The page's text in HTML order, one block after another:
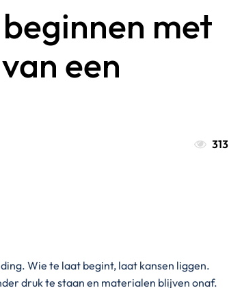
met
een
313
Wie te laat begint, laat kansen liggen.
druk te staan en materialen blijven onaf.